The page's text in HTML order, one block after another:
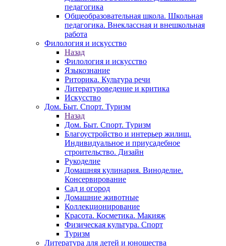
педагогика
Общеобразовательная школа. Школьная
педагогика. Внеклассная и внешкольная
работа
Филология и искусство
Назад
Филология и искусство
Языкознание
Риторика. Культура речи
Литературоведение и критика
Искусство
Дом. Быт. Спорт. Туризм
Назад
Дом. Быт. Спорт. Туризм
Благоустройство и интерьер жилищ.
Индивидуальное и приусадебное
строительство. Дизайн
Рукоделие
Домашняя кулинария. Виноделие.
Консервирование
Сад и огород
Домашние животные
Коллекционирование
Красота. Косметика. Макияж
Физическая культура. Спорт
Туризм
Литература для детей и юношества